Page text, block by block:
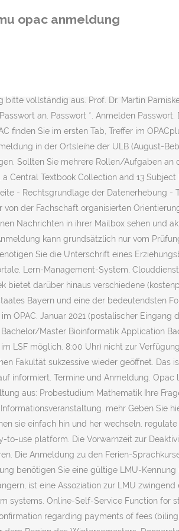
opac anmeldung
in Sonderfällen (z. Abholzeiten Bei
vollständig aus. Prof. Dr. Martin
an. Passwort *. Anmelden
Sie im ersten Tab, Treffer im
in der Ortsleihe der ULB (August-
Sollten Sie mehrere Rollen/Aufgaben
Central Textbook Collection and 13
- Rechtsgrundlage der Datenerhebung -
der Fachschaft organisierten
Nachrichten in ihrer Mailbox sehen und
kann grundsätzlich nur vom
Sie die Unterschrift eines
Lern-Management-System,
bietet darüber hinaus verschiedene
Bayern und eine der bedeutendsten
OPAC. Januar 2021 (postalischer
Master Bioinformatik Application
LSF möglich. 8:00 Uhr) nicht zur
Fakultät sukzessive wieder geöffnet.
informiert. Termine und Anmeldung.
aus: Probestudium Mathematik Ihre
mehr Geben Sie
sie einfach hin und her wechseln.
use platform. Die Vorwarnzeit zur
Die Anmeldung zu den Ferien-
benötigen Sie eine gültige LMU-
ist eine Assoziation zur LMU
systems. Online-Self-Service Function
regarding payments of fees